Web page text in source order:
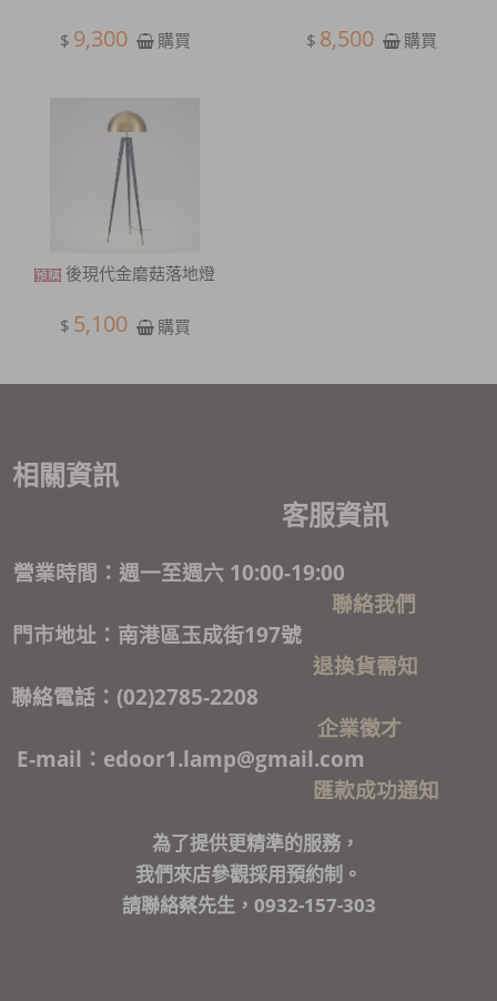
$ 9,300 購買 $ 8,500 購買
後現代金磨菇落地燈
$ 5,100 購買
相關資訊
客服資訊
營業時間：週一至週六 10:00-19:00
聯絡我們
門市地址：南港區玉成街197號
退換貨需知
聯絡電話：(02)2785-2208
企業徵才
E-mail：edoor1.lamp@gmail.com
匯款成功通知
為了提供更精準的服務，
我們來店參觀採用預約制。
請聯絡蔡先生，0932-157-303